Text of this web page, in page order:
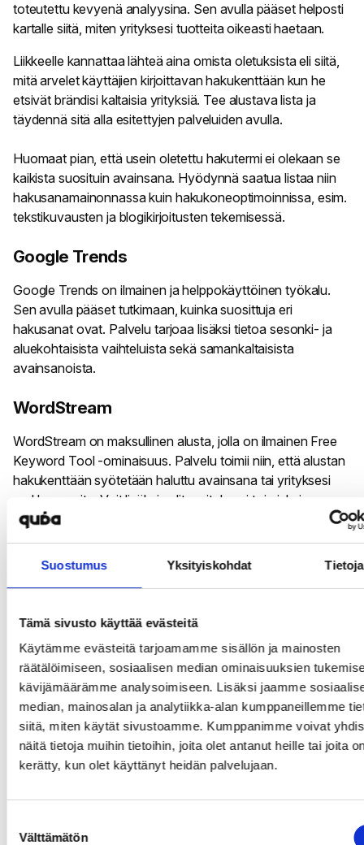
Suostumus Yksityiskohdat Tietoja
Tämä sivusto käyttää evästeitä
Käytämme evästeitä tarjoamamme sisällön ja mainosten
räätälöimiseen, sosiaalisen median ominaisuuksien
kävijämäärämme analysoimiseen. Lisäksi jaamme
median, mainosalan ja analytiikka-alan kumppaneillemme
siitä, miten käytät sivustoamme. Kumppanimme voivat
näitä tietoja muihin tietoihin, joita olet antanut heille tai joita
kerätty, kun olet käyttänyt heidän palvelujaan.
valinta
Välttämätön
toteutettu kevyenä analyysina. Sen avulla pääset helposti
kartalle siitä, miten yrityksesi tuotteita oikeasti haetaan.
Liikkeelle kannattaa lähteä aina omista oletuksista eli siitä,
mitä arvelet käyttäjien kirjoittavan hakukenttään kun he
etsivät brändisi kaltaisia yrityksiä. Tee alustava lista ja
täydennä sitä alla esitettyjen palveluiden avulla.
Huomaat pian, että usein oletettu hakutermi ei olekaan se
kaikista suosituin avainsana. Hyödynnä saatua listaa niin
hakusanamainonnassa kuin hakukoneoptimoinnissa, esim.
tekstikuvausten ja blogikirjoitusten tekemisessä.
Google Trends
Google Trends on ilmainen ja helppokäyttöinen työkalu.
Sen avulla pääset tutkimaan, kuinka suosittuja eri
hakusanat ovat. Palvelu tarjoaa lisäksi tietoa sesonki- ja
aluekohtaisista vaihteluista sekä samankaltaisista
avainsanoista.
WordStream
WordStreamon maksullinen alusta, jolla on ilmainen Free
Keyword Tool-ominaisuus. Palvelu toimii niin, että alustan
hakukenttään syötetään haluttu avainsana tai yrityksesi
verkko-osoite. Voit lisäksi valita yrityksesi toimiala ja maa.
Näet tulostaulukossa kuinka monta kertaa kyseistä
hakusana on käytetty ja mikä on sen arvioitu klikkihinta.
SEMRushon tehokas ja monipuolinen ammattilaisten
käyttämä työkalu. Palvelulla on ilmainen kokeilujakso, jota
ehdottomasti kannattaa hyödyntää. Alustan avulla voit
mm. sekunnin murto-osassa saada arvokasta tietoa siitä,
mitä avainsanoja kilpailijat käyttävät ja kuinka paljon rahaa
laittavat markkinointiin.
Pääkuva: Unslash.com /